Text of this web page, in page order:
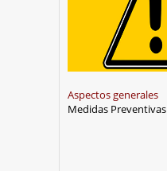
Aspectos generales
Medidas Preventivas